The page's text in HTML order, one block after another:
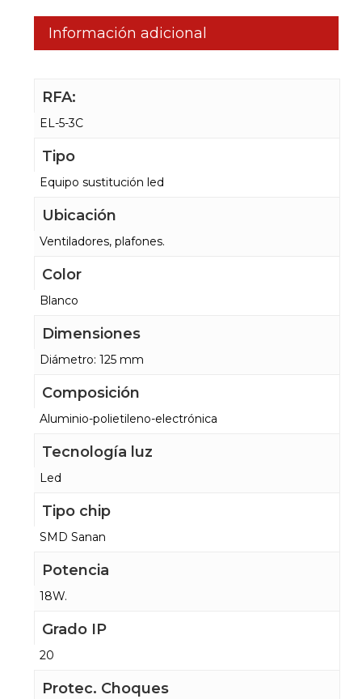
Información adicional
RFA:
EL-5-3C
Tipo
Equipo sustitución led
Ubicación
Ventiladores, plafones.
Color
Blanco
Dimensiones
Diámetro: 125 mm
Composición
Aluminio-polietileno-electrónica
Tecnología luz
Led
Tipo chip
SMD Sanan
Potencia
18W.
Grado IP
20
Protec. Choques